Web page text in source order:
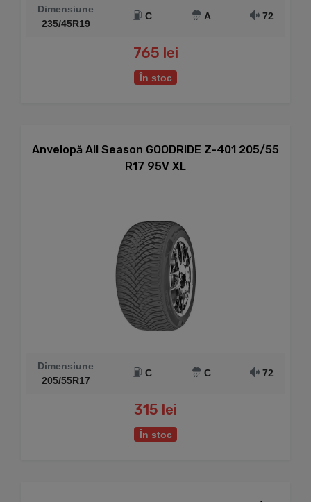
Dimensiune
235/45R19
C A 72
765 lei
În stoc
Anvelopă All Season GOODRIDE Z-401 205/55
R17 95V XL
Dimensiune
205/55R17
C C 72
315 lei
În stoc